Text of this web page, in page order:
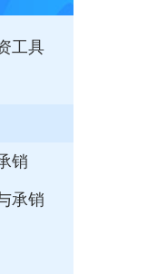
工具
销
承销